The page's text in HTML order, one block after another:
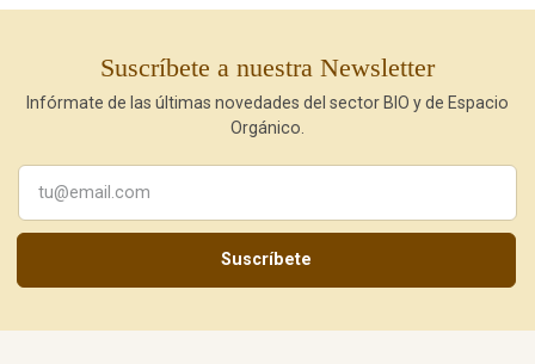
Suscríbete a nuestra Newsletter
Infórmate de las últimas novedades del sector BIO y de Espacio
Orgánico.
Suscríbete